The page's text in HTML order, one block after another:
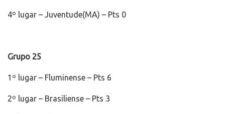
4º lugar – Juventude(MA) – Pts 0
Grupo 25
1º lugar – Fluminense – Pts 6
2º lugar – Brasiliense – Pts 3